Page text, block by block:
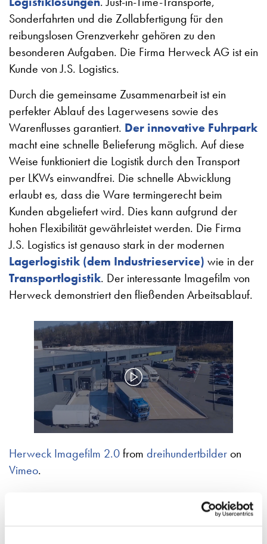
Sonderfahrten und die Zollabfertigung für den
reibungslosen Grenzverkehr gehören zu den
besonderen Aufgaben. Die Firma Herweck AG ist ein
Kunde von J.S. Logistics.
Durch die gemeinsame Zusammenarbeit ist ein
perfekter Ablauf des Lagerwesens sowie des
Warenflusses garantiert. Der innovative Fuhrpark
macht eine schnelle Belieferung möglich. Auf diese
Weise funktioniert die Logistik durch den Transport
per LKWs einwandfrei. Die schnelle Abwicklung
erlaubt es, dass die Ware termingerecht beim
Kunden abgeliefert wird. Dies kann aufgrund der
hohen Flexibilität gewährleistet werden. Die Firma
J.S. Logistics ist genauso stark in der modernen
Lagerlogistik (dem Industrieservice) wie in der
Transportlogistik. Der interessante Imagefilm von
Herweck demonstriert den fließenden Arbeitsablauf.
Herweck Imagefilm 2.0from dreihundertbilderon
Vimeo.